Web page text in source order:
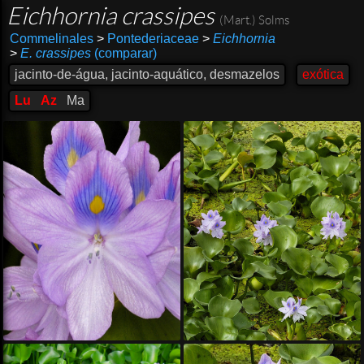
Eichhornia crassipes (Mart.) Solms
Commelinales >Pontederiaceae > Eichhornia
> E. crassipes(comparar)
jacinto-de-água, jacinto-aquático, desmazelos
exótica
Lu
Az Ma